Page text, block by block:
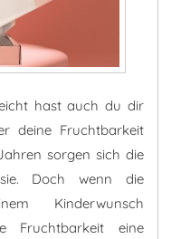
hast auch du dir
deine Fruchtbarkeit
sorgen sich die
Doch wenn die
Kinderwunsch
Fruchtbarkeit eine